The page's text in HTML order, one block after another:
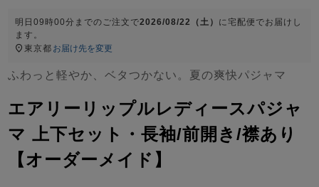
売れ筋ランキング
- Item Ranking -
すべてのキッ
パジャマ
き
り
明日09時00分 までのご注文で2026/08/22（土） に宅配便 でお届けし
ます。
東京都 お届け先を変更
ふわっと軽やか、ベタつかない。夏の爽快パジャマ
エアリーリップルレディースパジャ
マ 上下セット・長袖/前開き/襟あり
【オーダーメイド】